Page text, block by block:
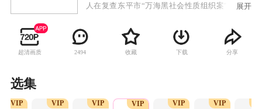
人在复查东平市“万海黑社会性质组织案”过程中
线索为突破口，彻底打掉了背后的黑恶势力，同
时查办司法工作人员的职务犯罪。
展开
超清画质 2494 收藏 下载 分享
选集
VIP VIP VIP VIP VIP VIP